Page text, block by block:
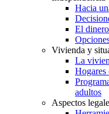
Hacia
El dinero
Vivienda y
La
Hogares
adultos
Aspectos